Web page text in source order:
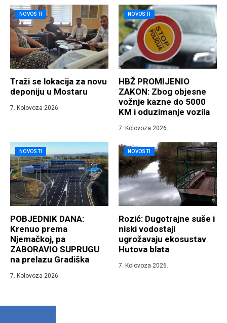
NOVOSTI
Traži se lokacija za novu
deponiju u Mostaru
7. Kolovoza 2026.
NOVOSTI
HBŽ PROMIJENIO
ZAKON: Zbog objesne
vožnje kazne do 5000
KM i oduzimanje vozila
7. Kolovoza 2026.
NOVOSTI
POBJEDNIK DANA:
Krenuo prema
Njemačkoj, pa
ZABORAVIO SUPRUGU
na prelazu Gradiška
7. Kolovoza 2026.
NOVOSTI
Rozić: Dugotrajne suše i
niski vodostaji
ugrožavaju ekosustav
Hutova blata
7. Kolovoza 2026.